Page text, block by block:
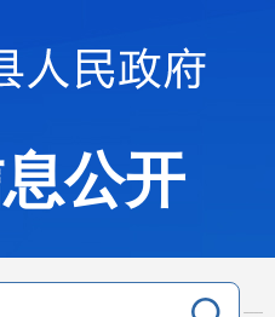
公开